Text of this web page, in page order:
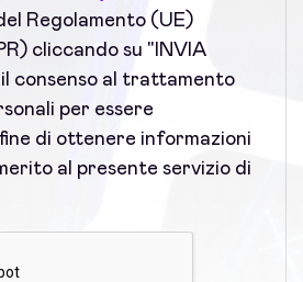
Regolamento (UE)
cliccando su "INVIA
il consenso al trattamento
per essere
di ottenere informazioni
al presente servizio di